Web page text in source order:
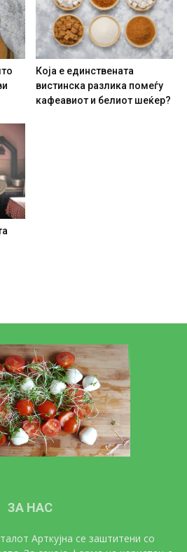
Која е единствената
вистинска разлика помеѓу
кафеавиот и белиот шеќер?
ЗА НАС
Арткујна се заштитени со